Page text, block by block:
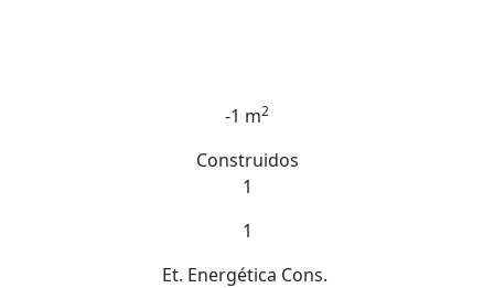
-1 m2
Construidos
1
1
Et. Energética Cons.